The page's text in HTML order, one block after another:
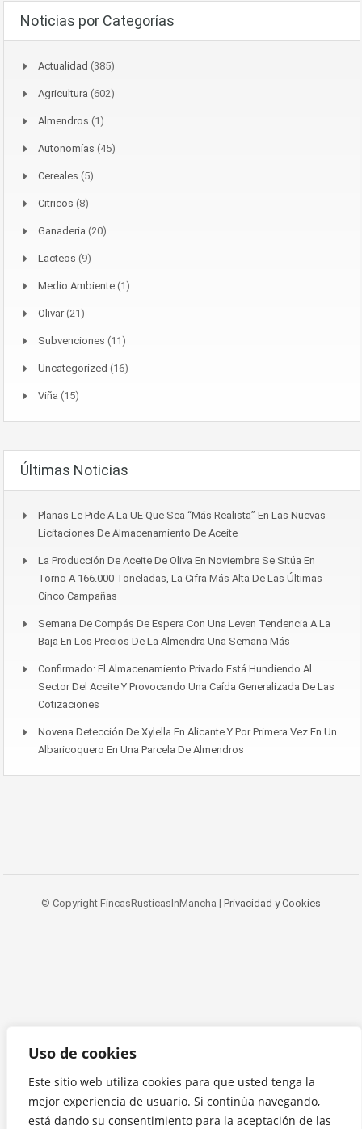
Uso de cookies
Este sitio web utiliza cookies para que usted tenga la
mejor experiencia de usuario. Si continúa navegando,
está dando su consentimiento para la aceptación de las
Noticias por Categorías
Actualidad (385)
Agricultura (602)
Almendros (1)
Autonomías (45)
Cereales (5)
Citricos (8)
Ganaderia (20)
Lacteos (9)
Medio Ambiente (1)
Olivar(21)
Subvenciones (11)
Uncategorized (16)
Viña (15)
Últimas Noticias
Planas Le Pide A La UE Que Sea “más Realista” En Las Nuevas
Licitaciones De Almacenamiento De Aceite
La Producción De Aceite De Oliva En Noviembre Se Sitúa En
Torno A 166.000 Toneladas, La Cifra Más Alta De Las Últimas
Cinco Campañas
Semana De Compás De Espera Con Una Leven Tendencia A La
Baja En Los Precios De La Almendra Una Semana Más
Confirmado: El Almacenamiento Privado Está Hundiendo Al
Sector Del Aceite Y Provocando Una Caída Generalizada De Las
Cotizaciones
Novena Detección De Xylella En Alicante Y Por Primera Vez En Un
Albaricoquero En Una Parcela De Almendros
© Copyright FincasRusticasInMancha | Privacidad y Cookies